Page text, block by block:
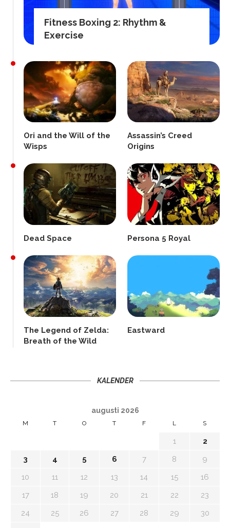
Fitness Boxing 2: Rhythm &
Exercise
Ori and the Will of the
Wisps
Assassin’s Creed
Origins
Dead Space Persona 5 Royal
The Legend of Zelda:
Breath of the Wild
Eastward
KALENDER
augusti 2026
M T O T F L S
1
2
3
4 5 6 7 8
9
10
11 12 13 14 15
16
17
18 19 20 21 22
23
24
25 26 27 28 29
30